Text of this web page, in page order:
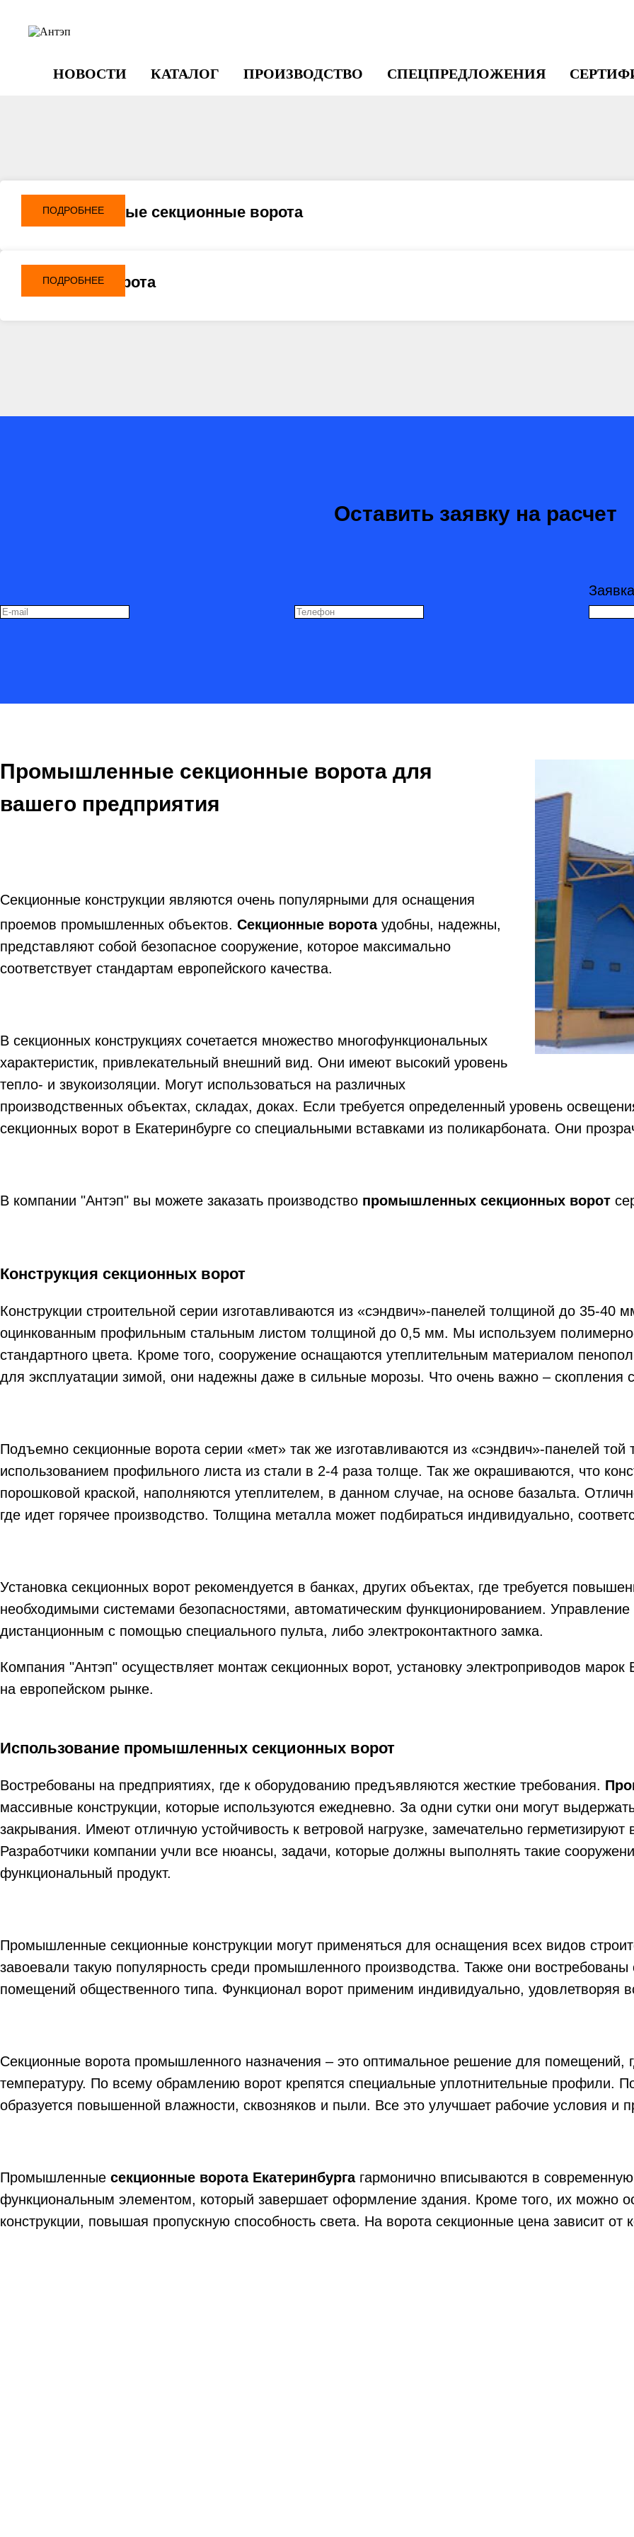
НОВОСТИ
КАТАЛОГ ПРОИЗВОДСТВО СПЕЦПРЕДЛОЖЕНИЯ
Промышленные секционные ворота
ПОДРОБНЕЕ
Гаражные ворота
ПОДРОБНЕЕ
Оставить заявку на расчет
Заявка
Промышленные секционные ворота для
вашего предприятия
Секционные конструкции являются очень популярными для оснащения
проемов промышленных объектов. Секционные ворота удобны, надежны,
представляют собой безопасное сооружение, которое максимально
соответствует стандартам европейского качества.
В секционных конструкциях сочетается множество многофункциональных
характеристик, привлекательный внешний вид. Они имеют высокий уровень
тепло- и звукоизоляции. Могут использоваться на различных
производственных объектах, складах, доках. Если требуется определенный уровень
секционных ворот в Екатеринбурге со специальными вставками из поликарбоната. Они
В компании "Антэп" вы можете заказать производство промышленных секционных ворот
Конструкция секционных ворот
Конструкции строительной серии изготавливаются из «сэндвич»-панелей толщиной до 35-40
оцинкованным профильным стальным листом толщиной до 0,5 мм. Мы используем
стандартного цвета. Кроме того, сооружение оснащаются утеплительным материалом
для эксплуатации зимой, они надежны даже в сильные морозы. Что очень важно – скопления
Подъемно секционные ворота серии «мет» так же изготавливаются из «сэндвич»-панелей
использованием профильного листа из стали в 2-4 раза толще. Так же окрашиваются, что
порошковой краской, наполняются утеплителем, в данном случае, на основе базальта.
где идет горячее производство. Толщина металла может подбираться индивидуально,
Установка секционных ворот рекомендуется в банках, других объектах, где требуется
необходимыми системами безопасностями, автоматическим функционированием.
дистанционным с помощью специального пульта, либо электроконтактного замка.
Компания "Антэп" осуществляет монтаж секционных ворот, установку электроприводов
на европейском рынке.
Использование промышленных секционных ворот
Востребованы на предприятиях, где к оборудованию предъявляются жесткие требования.
массивные конструкции, которые используются ежедневно. За одни сутки они могут
закрывания. Имеют отличную устойчивость к ветровой нагрузке, замечательно
Разработчики компании учли все нюансы, задачи, которые должны выполнять такие
функциональный продукт.
Промышленные секционные конструкции могут применяться для оснащения всех видов
завоевали такую популярность среди промышленного производства. Также они
помещений общественного типа. Функционал ворот применим индивидуально, удовлетворяя
Секционные ворота промышленного назначения – это оптимальное решение для помещений,
температуру. По всему обрамлению ворот крепятся специальные уплотнительные профили.
образуется повышенной влажности, сквозняков и пыли. Все это улучшает рабочие условия и
Промышленные секционные ворота Екатеринбургагармонично вписываются в
функциональным элементом, который завершает оформление здания. Кроме того, их можно
конструкции, повышая пропускную способность света. На ворота секционные цена зависит от